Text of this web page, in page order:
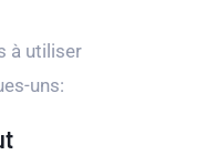
à utiliser
uns: